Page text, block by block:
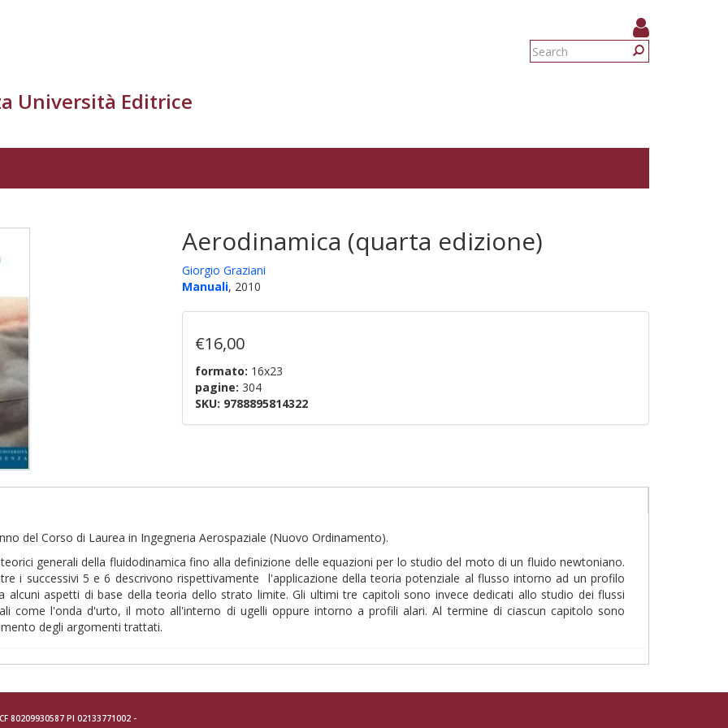
Search
Università Editrice
Aerodinamica (quarta edizione)
Giorgio Graziani
Manuali, 2010
€16,00
formato: 16x23
pagine: 304
SKU: 9788895814322
del Corso di Laurea in Ingegneria Aerospaziale (Nuovo Ordinamento).
generali della fluidodinamica fino alla definizione delle equazioni per lo studio del moto di un fluido newtoniano.
i successivi 5 e 6 descrivono rispettivamente l'applicazione della teoria potenziale al flusso intorno ad un profilo
aspetti di base della teoria dello strato limite. Gli ultimi tre capitoli sono invece dedicati allo studio dei flussi
come l'onda d'urto, il moto all'interno di ugelli oppure intorno a profili alari. Al termine di ciascun capitolo sono
degli argomenti trattati.
80209930587 PI 02133771002 -